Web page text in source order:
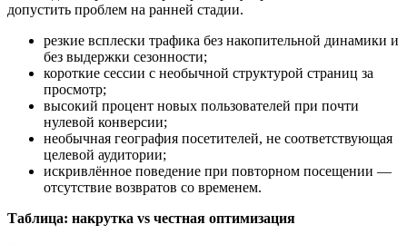
допустить проблем на ранней стадии.
резкие всплески трафика без накопительной динамики и
без выдержки сезонности;
короткие сессии с необычной структурой страниц за
просмотр;
высокий процент новых пользователей при почти
нулевой конверсии;
необычная география посетителей, не соответствующая
целевой аудитории;
искривлённое поведение при повторном посещении —
отсутствие возвратов со временем.
Таблица: накрутка vs честная оптимизация